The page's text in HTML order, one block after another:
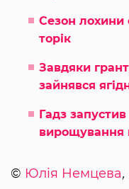
Сезон лохини
торік
Завдяки
зайнявся
Гадз
вирощування
© Юлія Немцева,